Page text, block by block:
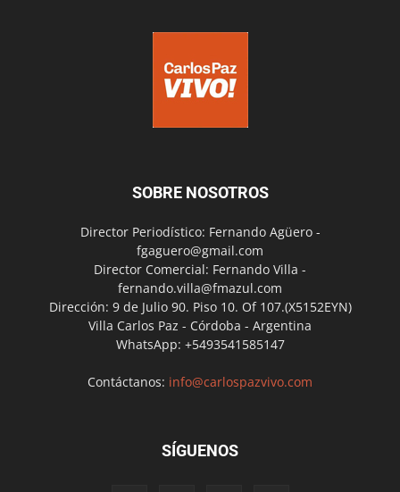
SOBRE NOSOTROS
Director Periodístico: Fernando Agüero -
fgaguero@gmail.com
Director Comercial: Fernando Villa -
fernando.villa@fmazul.com
Dirección: 9 de Julio 90. Piso 10. Of 107.(X5152EYN)
Villa Carlos Paz - Córdoba - Argentina
WhatsApp: +5493541585147
Contáctanos: info@carlospazvivo.com
SÍGUENOS